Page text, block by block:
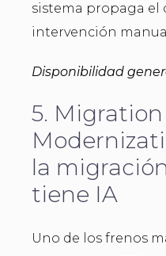
sistema propaga el
intervención
Disponibilidad
5. Migration
la
tiene IA
Uno de los frenos